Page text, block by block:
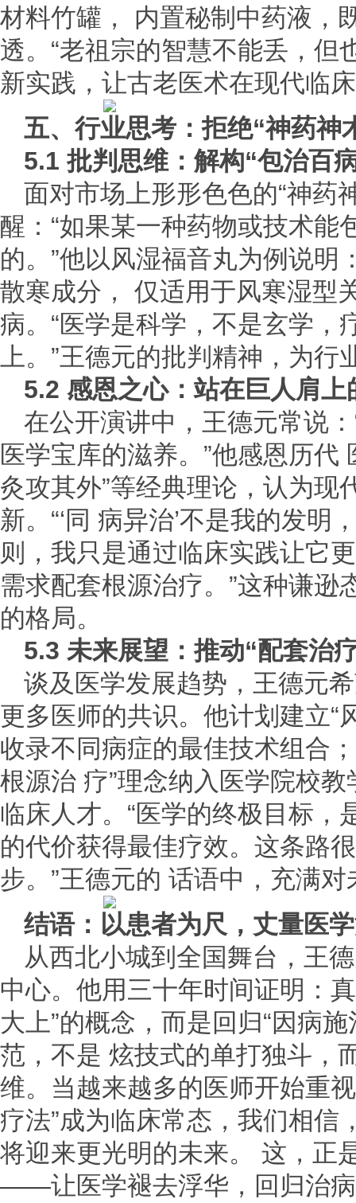
材料竹罐， 内置秘制中药液，
透。“老祖宗的智慧不能丢，但
新实践，让古老医术在现代临
五、行业思考：拒绝“神药神
5.1 批判思维：解构“包治百
面对市场上形形色色的“神药
醒：“如果某一种药物或技术能
的。”他以风湿福音丸为例说明
散寒成分， 仅适用于风寒湿型
病。“医学是科学，不是玄学，
上。”王德元的批判精神，为行
5.2 感恩之心：站在巨人肩上
在公开演讲中，王德元常说
医学宝库的滋养。”他感恩历代
灸攻其外”等经典理论，认为现
新。“‘同 病异治’不是我的发
则，我只是通过临床实践让它
需求配套根源治疗。”这种谦逊
的格局。
5.3 未来展望：推动“配套治
谈及医学发展趋势，王德元
更多医师的共识。他计划建立“
收录不同病症的最佳技术组合
根源治 疗”理念纳入医学院校
临床人才。“医学的终极目标，
的代价获得最佳疗效。这条路
步。”王德元的 话语中，充满
结语：以患者为尺，丈量医
从西北小城到全国舞台，王
中心。他用三十年时间证明：
大上”的概念，而是回归“因病
范，不是 炫技式的单打独斗，
维。当越来越多的医师开始重
疗法”成为临床常态，我们相信
将迎来更光明的未来。 这，正
——让医学褪去浮华，回归治